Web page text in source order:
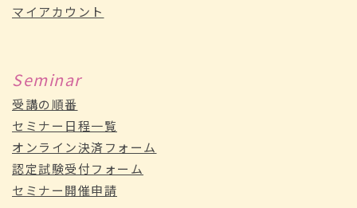
マイアカウント
Seminar
受講の順番
セミナー日程一覧
オンライン決済フォーム
認定試験受付フォーム
セミナー開催申請